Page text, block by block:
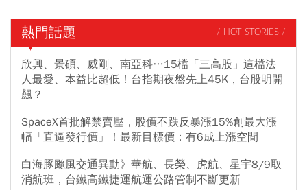
熱門話題 / HOT STORIES /
欣興、景碩、威剛、南亞科…15檔「三高股」這檔法
人最愛、本益比超低！台指期夜盤先上45K，台股明開
飆？
SpaceX首批解禁賣壓，股價不跌反暴漲15%創最大漲
幅「直逼發行價」！最新目標價：有6成上漲空間
白海豚颱風交通異動》華航、長榮、虎航、星宇8/9取
消航班，台鐵高鐵捷運航運公路管制不斷更新